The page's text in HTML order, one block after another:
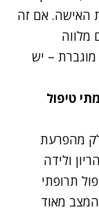
האישה. אם זה
מוגברת – יש
טיפול
מהפרעת
ולידה
תרופתי
מאוד